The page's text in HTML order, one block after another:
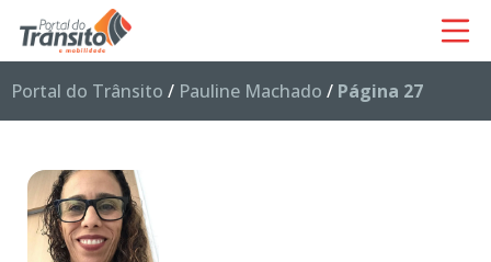
Portal do Trânsito / Pauline Machado / Página 27